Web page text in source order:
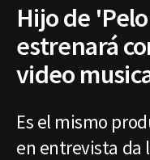
Hijo de
estrenará
video
Es el mismo
en entrevista da